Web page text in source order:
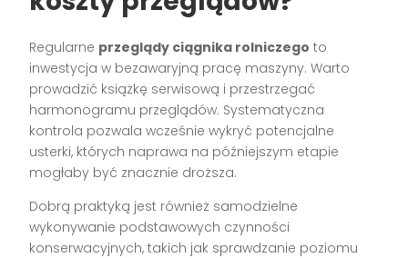
Regularne przeglądy ciągnika rolniczego to
inwestycja w bezawaryjną pracę maszyny. Warto
prowadzić książkę serwisową i przestrzegać
harmonogramu przeglądów. Systematyczna
kontrola pozwala wcześnie wykryć potencjalne
usterki, których naprawa na późniejszym etapie
mogłaby być znacznie droższa.
Dobrą praktyką jest również samodzielne
wykonywanie podstawowych czynności
konserwacyjnych, takich jak sprawdzanie poziomu